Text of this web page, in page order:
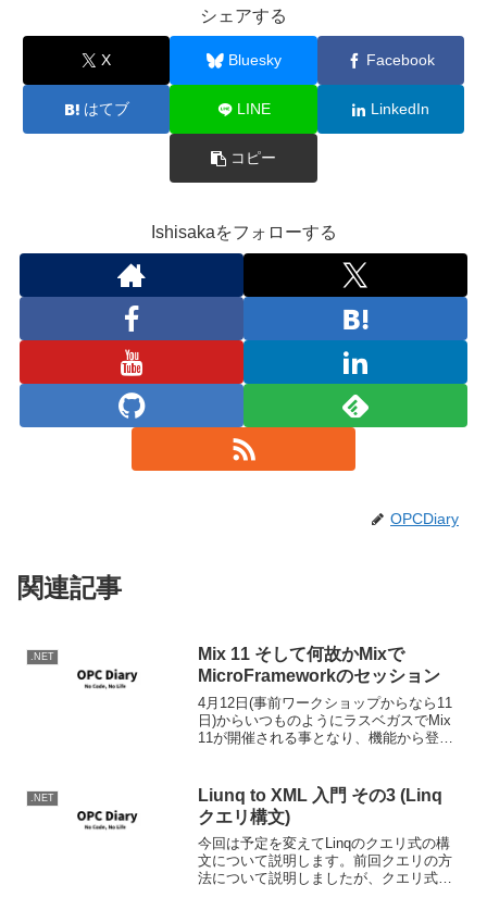
シェアする
X Bluesky Facebook
はてブ LINE LinkedIn
コピー
Ishisakaをフォローする
OPCDiary
関連記事
.NET
Mix 11 そして何故かMixで
MicroFrameworkのセッション
4月12日(事前ワークショップからなら11
日)からいつものようにラスベガスでMix
11が開催される事となり、機能から登録
の投票が始まりました。巷ではSilverlig...
.NET
Liunq to XML 入門 その3 (Linq
クエリ構文)
今回は予定を変えてLinqのクエリ式の構
文について説明します。前回クエリの方
法について説明しましたが、クエリ式の